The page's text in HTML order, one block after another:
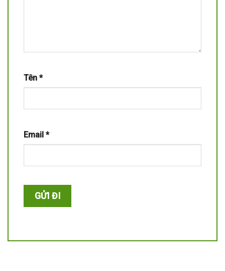
Tên *
Email *